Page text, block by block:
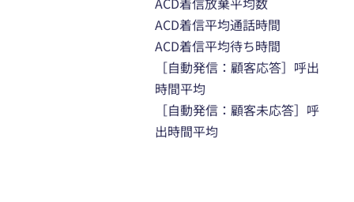
ACD着信平均通話時間
ACD着信平均待ち時間
［自動発信：顧客応答］呼出
時間平均
［自動発信：顧客未応答］呼
出時間平均